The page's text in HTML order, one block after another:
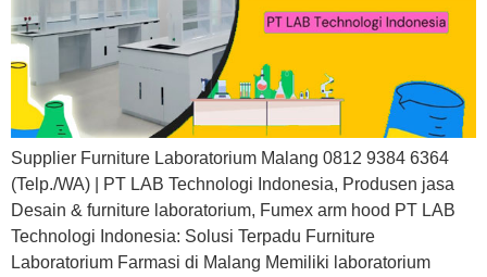
Supplier Furniture Laboratorium Malang 0812 9384 6364
(Telp./WA) | PT LAB Technologi Indonesia, Produsen jasa
Desain & furniture laboratorium, Fumex arm hood PT LAB
Technologi Indonesia: Solusi Terpadu Furniture
Laboratorium Farmasi di Malang Memiliki laboratorium